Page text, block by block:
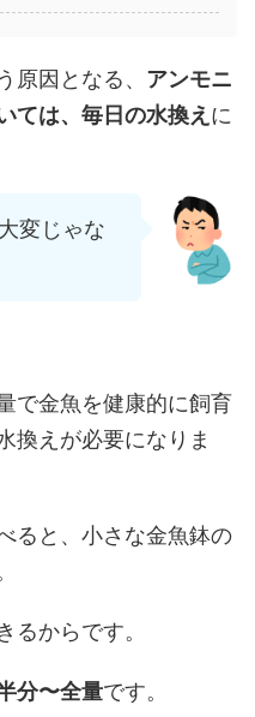
原因となる、 アンモニ
ては、毎日の水換え に
変じゃな
で金魚を健康的に飼育
換えが必要になりま
ると、小さな金魚鉢の
るからです。
分〜全量です。